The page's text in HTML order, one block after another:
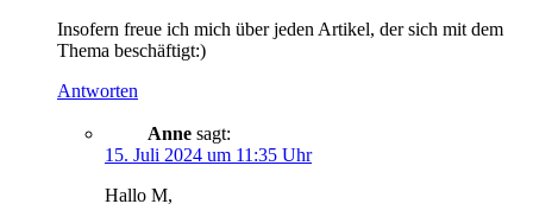
Insofern freue ich mich über jeden Artikel, der sich mit dem
Thema beschäftigt:)
Antworten
Anne sagt:
15. Juli 2024 um 11:35 Uhr
Hallo M,